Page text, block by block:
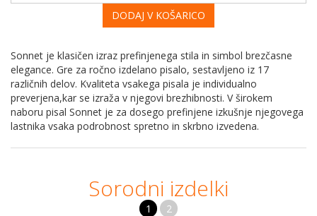
DODAJ V KOŠARICO
Sonnet je klasičen izraz prefinjenega stila in simbol brezčasne
elegance. Gre za ročno izdelano pisalo, sestavljeno iz 17
različnih delov. Kvaliteta vsakega pisala je individualno
preverjena,kar se izraža v njegovi brezhibnosti. V širokem
naboru pisal Sonnet je za dosego prefinjene izkušnje njegovega
lastnika vsaka podrobnost spretno in skrbno izvedena.
Sorodni izdelki
1 2